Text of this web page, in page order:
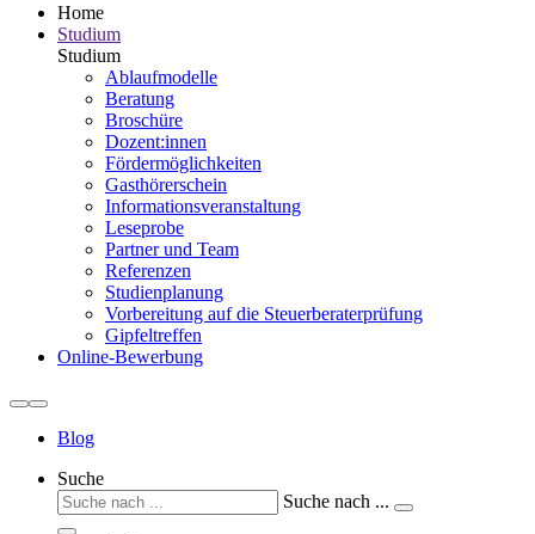
Home
Studium
Studium
Ablaufmodelle
Beratung
Broschüre
Dozent:innen
Fördermöglichkeiten
Gasthörerschein
Informationsveranstaltung
Leseprobe
Partner und Team
Referenzen
Studienplanung
Vorbereitung auf die Steuerberater­prüfung
Gipfeltreffen
Online-Bewerbung
Blog
Suche
Suche nach ...